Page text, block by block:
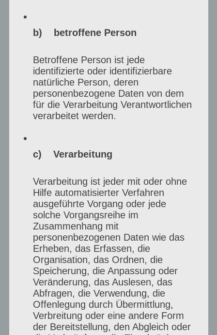
Künstlerportraits
Viersen:
Rother
Künstlerportraits im
Müller-Hoberg
Mein aktuelles Kunstprojekt beinhaltet
Künstlerportraits im Kreis Viersen: Klaus
Müller-Hoberg Als Fotografin begleite ich
Künstler:innen im Moment des Schaffens
und halte fest, was zwischen Idee und
fertigem Werk passiert. Die Serie enthält
Bilder des kreativen Prozesses und einige
b) betroffene Person
Betroffene Person ist jede
identifizierte oder identifizierbare
natürliche Person, deren
personenbezogene Daten von dem
für die Verarbeitung Verantwortlichen
verarbeitet werden.
c) Verarbeitung
Verarbeitung ist jeder mit oder ohne
Hilfe automatisierter Verfahren
ausgeführte Vorgang oder jede
solche Vorgangsreihe im
Zusammenhang mit
personenbezogenen Daten wie das
Erheben, das Erfassen, die
Organisation, das Ordnen, die
Speicherung, die Anpassung oder
Veränderung, das Auslesen, das
Abfragen, die Verwendung, die
Offenlegung durch Übermittlung,
Verbreitung oder eine andere Form
der Bereitstellung, den Abgleich oder